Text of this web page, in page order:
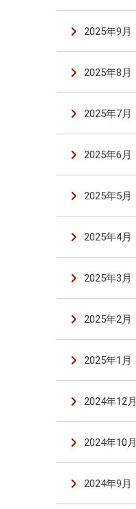
2025年9月
2025年8月
2025年7月
2025年6月
2025年5月
2025年4月
2025年3月
2025年2月
2025年1月
2024年12月
2024年10月
2024年9月